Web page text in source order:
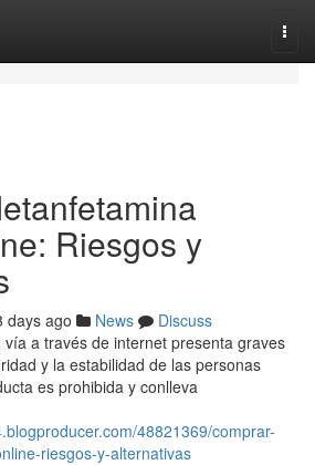
Riesgos y
days ago News
Discuss
a través de internet presenta graves
y la estabilidad de las personas
es prohibida y conlleva
48821369/comprar-
riesgos-y-alternativas